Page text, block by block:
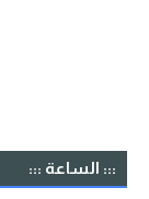
::: الساعة :::